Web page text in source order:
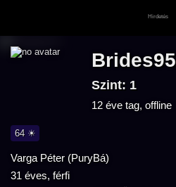
Brides95
Szint: 1
12 éve tag, offline
64 ☀
Varga Péter (PuryBá)
31 éves, férfi